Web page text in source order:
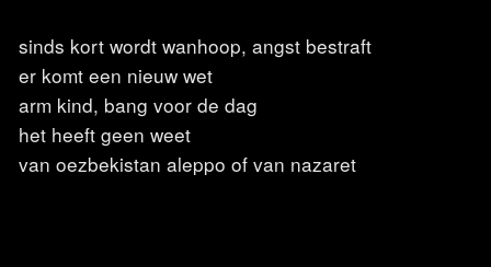
sinds kort wordt wanhoop, angst bestraft
er komt een nieuw wet
arm kind, bang voor de dag
het heeft geen weet
van oezbekistan aleppo of van nazaret